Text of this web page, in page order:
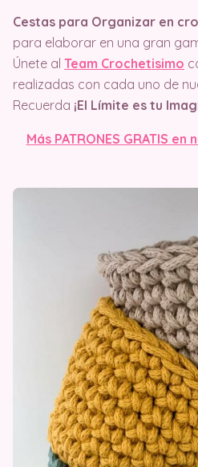
Cestas para Organizar en
para elaborar en una gran
Únete al Team Crochetisimo
realizadas con cada uno de
Recuerda ¡El Límite es tu
Más PATRONES GRATIS